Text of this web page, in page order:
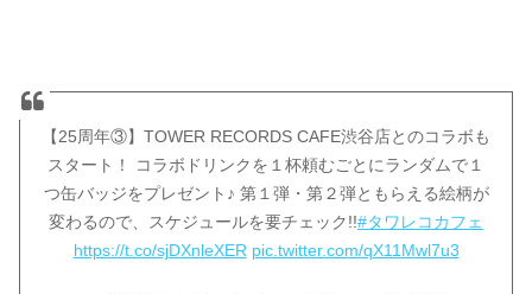
【25周年③】TOWER RECORDS CAFE渋谷店とのコラボも
スタート！ コラボドリンクを１杯頼むごとにランダムで１
つ缶バッジをプレゼント♪ 第１弾・第２弾ともらえる絵柄が
変わるので、スケジュールを要チェック!!#タワレコカフェ
https://t.co/sjDXnleXER pic.twitter.com/qX11Mwl7u3